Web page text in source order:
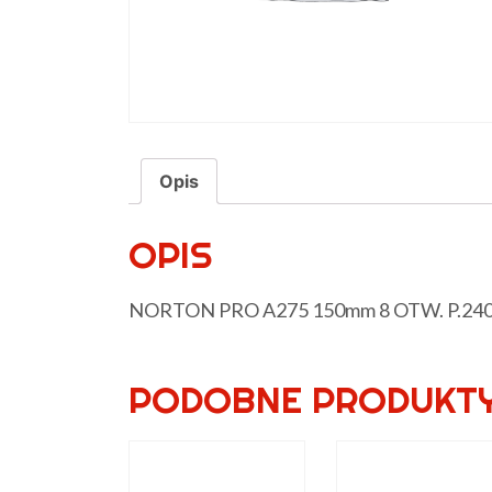
Opis
OPIS
NORTON PRO A275 150mm 8 OTW.
PODOBNE